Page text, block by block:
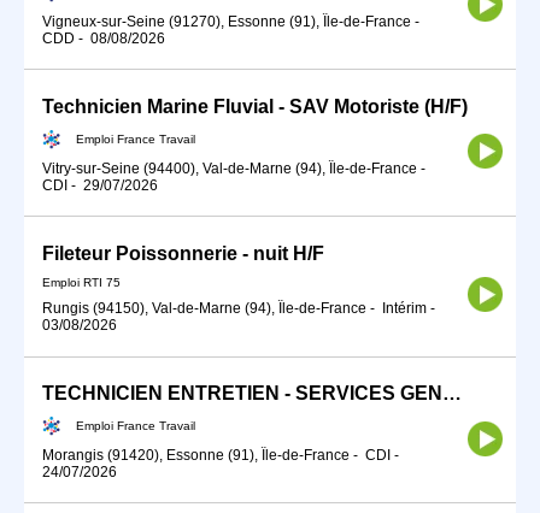
Vigneux-sur-Seine (91270), Essonne (91), Île-de-France -
CDD - 08/08/2026
Technicien Marine Fluvial - SAV Motoriste (H/F)
Emploi France Travail
Vitry-sur-Seine (94400), Val-de-Marne (94), Île-de-France -
CDI - 29/07/2026
Fileteur Poissonnerie - nuit H/F
Emploi RTI 75
Rungis (94150), Val-de-Marne (94), Île-de-France - Intérim -
03/08/2026
TECHNICIEN ENTRETIEN - SERVICES GENERAUX (H/F)
Emploi France Travail
Morangis (91420), Essonne (91), Île-de-France - CDI -
24/07/2026